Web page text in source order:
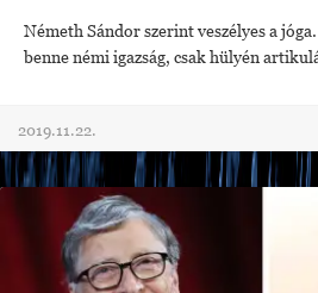
Németh Sándor szerint veszélyes a
benne némi igazság, csak hülyén
2019.11.22.